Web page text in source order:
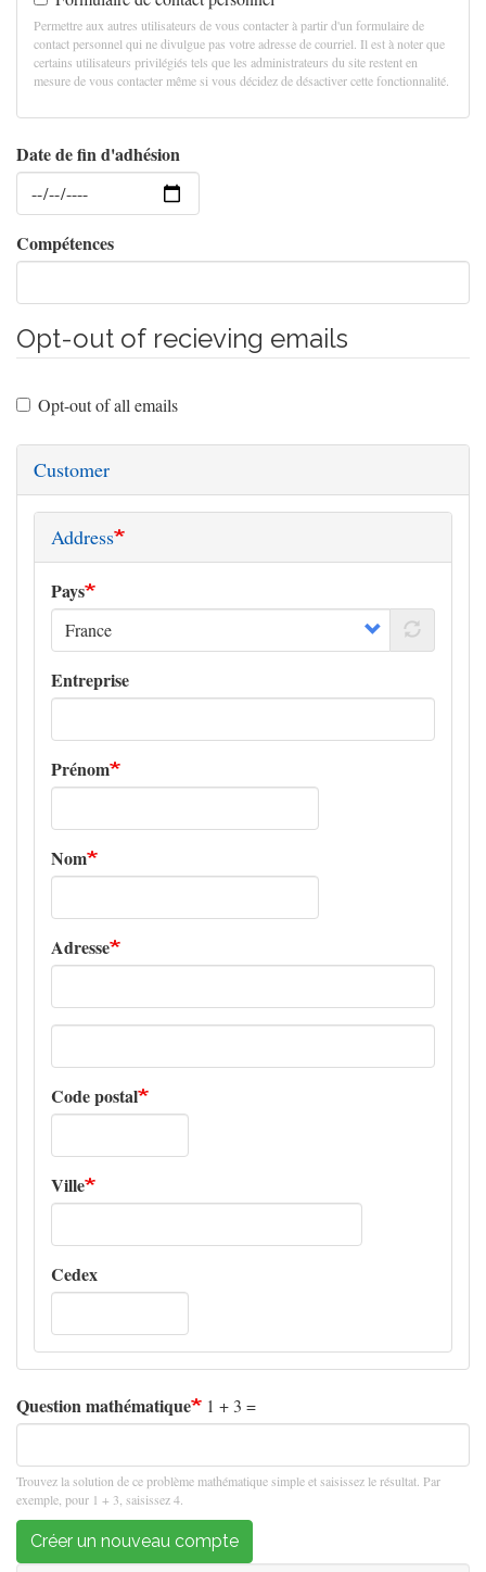
Permettre aux autres utilisateurs de vous contacter à partir d'un formulaire de
contact personnel qui ne divulgue pas votre adresse de courriel. Il est à noter que
certains utilisateurs privilégiés tels que les administrateurs du site restent en
mesure de vous contacter même si vous décidez de désactiver cette fonctionnalité.
Date de fin d'adhésion
Date
Compétences
Opt-out of recieving emails
Opt-out of all emails
Customer
Address
Pays
Entreprise
Prénom
Nom
Adresse
Adresse
Code postal
Ville
Cedex
Question mathématique 1 + 3 =
Trouvez la solution de ce problème mathématique simple et saisissez le résultat. Par
exemple, pour 1 + 3, saisissez 4.
Créer un nouveau compte